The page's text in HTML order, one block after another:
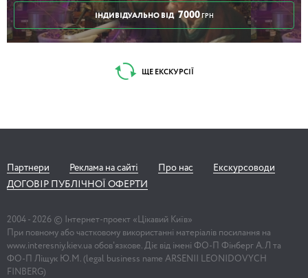
ІНДИВІДУАЛЬНО ВІД 7000 ГРН
ЩЕ ЕКСКУРСІЇ
Партнери Реклама на сайті Про нас
Екскурсоводи
ДОГОВІР ПУБЛІЧНОЇ ОФЕРТИ
2004 - 2026 © Інтернет-проект «Цікавий Київ»
При повному або частковому використанні матеріалів посилання на
www.interesniy.kiev.ua обов'язкове. Діє від імені ФО-П Фінберг А.Л та
ФО-П Ліщук Ю.М. (legal business name ARSENII LEONIDOVYCH
FINBERG)